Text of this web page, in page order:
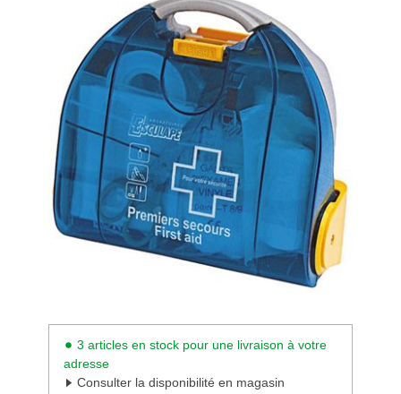
3 articles en stock pour une livraison à votre
adresse
Consulter la disponibilité en magasin